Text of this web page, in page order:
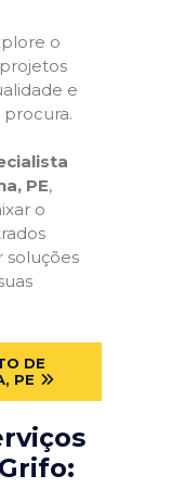
o
e
PE,
o
soluções
DE
PE